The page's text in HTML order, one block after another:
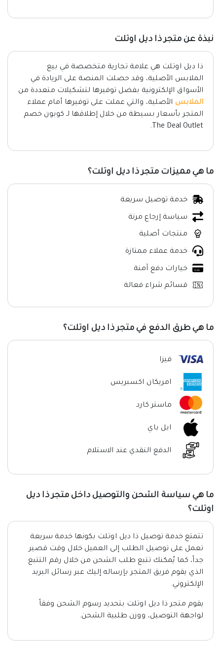
نبذة عن متجر ذا ديل اوتلت
ذا ديل اوتلت هي علامة تجارية متخصصة في بيع
الملابس الأصلية، وقد حصلت المنصة على الريادة في
الأسواق الإلكترونية بفضل توفيرها لتشكيلات متعددة من
الملابس الأصلية، والتي عملت على توفيرها أمام عملاء
المتجر بأسعار بسيطة من خلال إطلاقها لـ كوبون خصم
The Deal Outlet.
ما هي مميزات متجر ذا ديل اوتلت؟
خدمة توصيل سريعة
سياسة إرجاع مرنة
منتجات أصلية
خدمة عملاء ممتازة
خيارات دفع آمنة
قسائم شراء فعالة
ما هي طرق الدفع في متجر ذا ديل اوتلت؟
فيزا
امريكان اكسبريس
ماستر كارد
ابل باي
الدفع النقدي عند الاستلام
ما هي سياسة الشحن والتوصيل داخل متجر ذا ديل
اوتلت؟
تتمتع خدمة توصيل ذا ديل اوتلت بكونها خدمة سريعة
تعمل على توصيل الطلب إلى العميل خلال وقت قصير
جداً، كما يُمكنك تتبع طلب الشحن من خلال رقم التتبع
الذي يقوم فريق المتجر بإرساله إليك عبر رسائل البريد
الإلكتروني.
يقوم متجر ذا ديل اوتلت بتحديد رسوم الشحن وفقاً
لواجهة التوصيل، ووزن طلبية الشحن.